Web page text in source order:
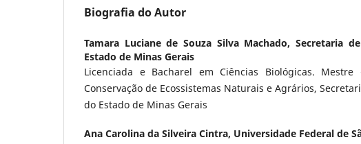
Biografia do Autor
Tamara Luciane de Souza Silva Machado, Secretaria
Estado de Minas Gerais
Licenciada e Bacharel em Ciências Biológicas.
Conservação de Ecossistemas Naturais e Agrários,
do Estado de Minas Gerais
Ana Carolina da Silveira Cintra, Universidade Federal de